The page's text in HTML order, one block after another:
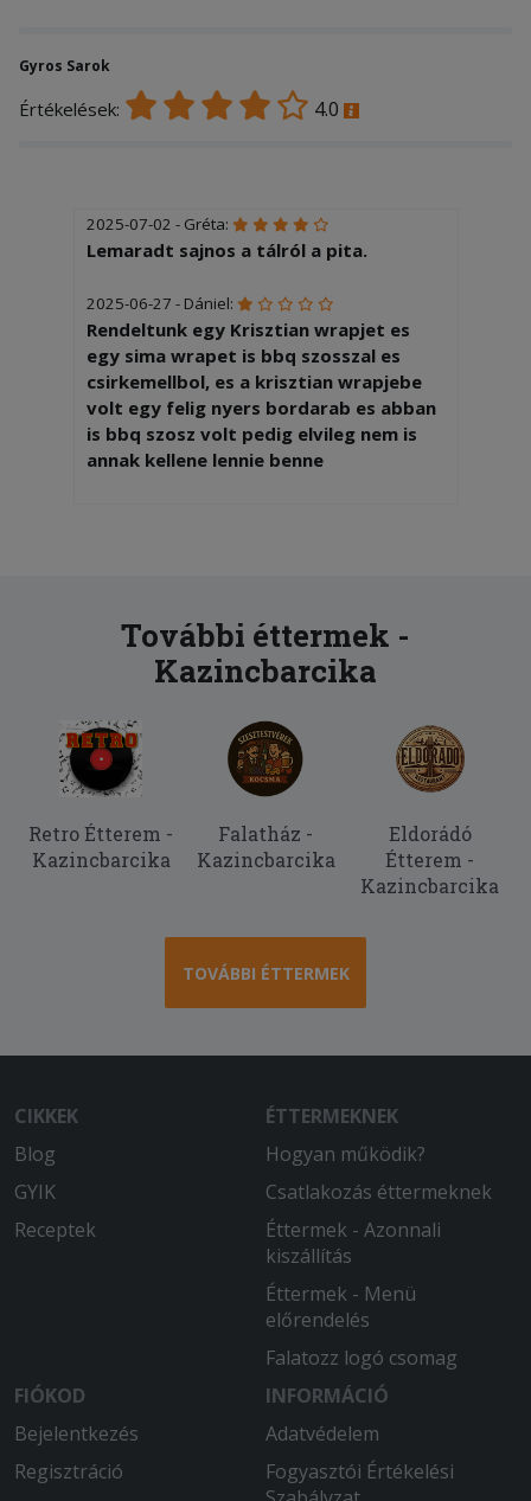
Gyros Sarok
Értékelések: 4.0
2025-07-02 - Gréta:
Lemaradt sajnos a tálról a pita.
2025-06-27 - Dániel:
Rendeltunk egy Krisztian wrapjet es
egy sima wrapet is bbq szosszal es
csirkemellbol, es a krisztian wrapjebe
volt egy felig nyers bordarab es abban
is bbq szosz volt pedig elvileg nem is
annak kellene lennie benne
További éttermek -
Kazincbarcika
Retro Étterem -
Kazincbarcika
Falatház -
Kazincbarcika
Eldorádó
Étterem -
Kazincbarcika
TOVÁBBI ÉTTERMEK
CIKKEK
Blog
GYIK
Receptek
ÉTTERMEKNEK
Hogyan működik?
Csatlakozás éttermeknek
Éttermek - Azonnali
kiszállítás
Éttermek - Menü
előrendelés
Falatozz logó csomag
FIÓKOD
Bejelentkezés
Regisztráció
INFORMÁCIÓ
Adatvédelem
Fogyasztói Értékelési